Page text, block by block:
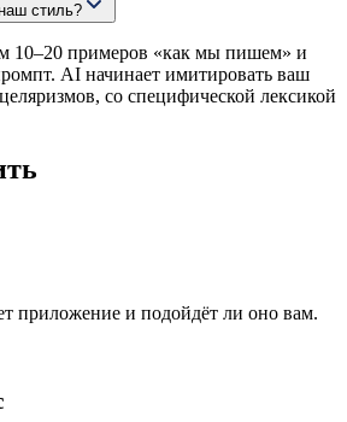
стиль?
10–20 примеров «как мы пишем» и
AI начинает имитировать ваш
со специфической лексикой
приложение и подойдёт ли оно вам.